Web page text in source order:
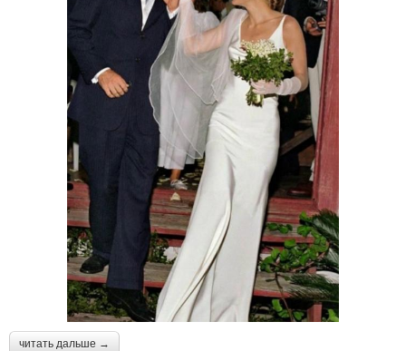
читать дальше →